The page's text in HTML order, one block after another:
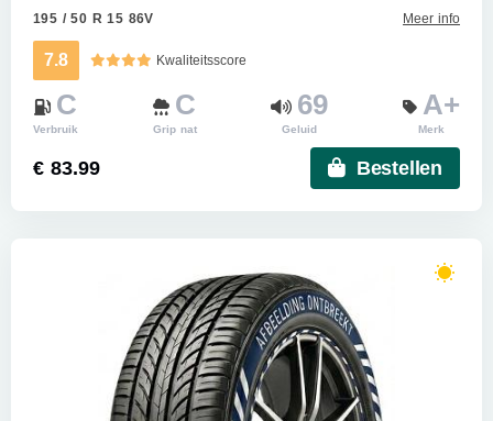
195 / 50 R 15 86V Meer info
7.8 Kwaliteitsscore
C
Verbruik
C
Grip nat
69
Geluid
A+
Merk
€ 83.99 Bestellen